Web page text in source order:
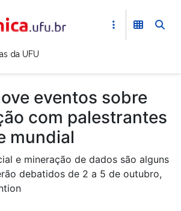
da UFU
eventos sobre
com palestrantes
mundial
e mineração de dados são alguns
debatidos de 2 a 5 de outubro,